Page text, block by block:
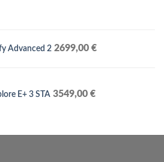
Advanced 2 2699,00 €
E+ 3 STA 3549,00 €